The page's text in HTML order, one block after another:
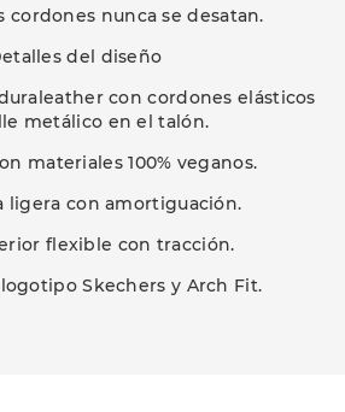
cordones nunca se desatan.
del diseño
con cordones elásticos
metálico en el talón.
materiales 100% veganos.
ligera con amortiguación.
flexible con tracción.
Skechers y Arch Fit.